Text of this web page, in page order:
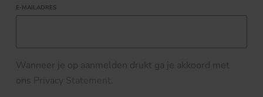
E-MAILADRES
Wanneer je op aanmelden drukt ga je akkoord met
ons Privacy Statement.